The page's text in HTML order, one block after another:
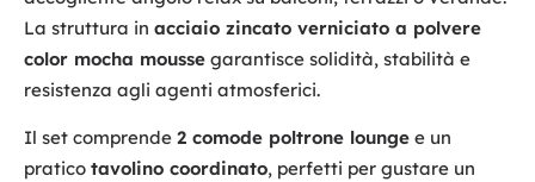
La struttura in acciaio zincato verniciato a polvere
color mocha mousse garantisce solidità, stabilità e
resistenza agli agenti atmosferici.
Il set comprende 2 comode poltrone lounge e un
pratico tavolino coordinato, perfetti per gustare un